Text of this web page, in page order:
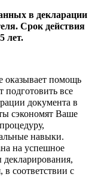
в декларации
Срок действия
лет.
оказывает помощь
подготовить все
документа в
сэкономят Ваше
навыки.
на успешное
в соответствии с